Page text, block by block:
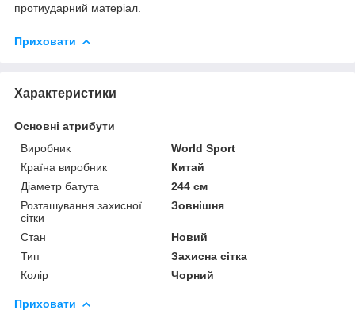
протиударний матеріал.
Приховати
Характеристики
Основні атрибути
Виробник
World Sport
Країна виробник
Китай
Діаметр батута
244 см
Розташування захисної
сітки
Зовнішня
Стан
Новий
Тип
Захисна сітка
Колір
Чорний
Приховати